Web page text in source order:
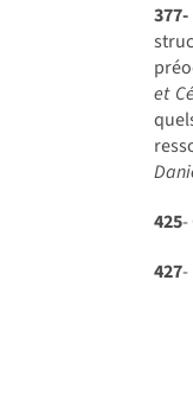
377-
et
425-
427-